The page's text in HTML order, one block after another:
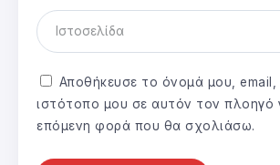
Αποθήκευσε το όνομά μου, email,
ιστότοπο μου σε αυτόν τον πλοηγό
επόμενη φορά που θα σχολιάσω.